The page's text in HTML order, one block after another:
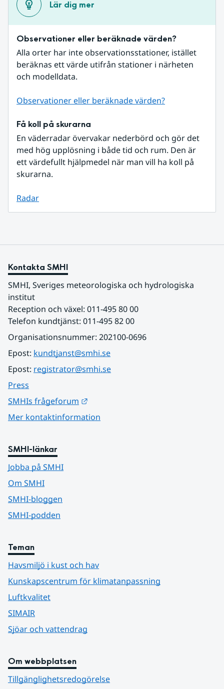
Lär dig mer
Observationer eller beräknade värden?
Alla orter har inte observationsstationer, istället
beräknas ett värde utifrån stationer i närheten
och modelldata.
Observationer eller beräknade värden?
Få koll på skurarna
En väderradar övervakar nederbörd och gör det
med hög upplösning i både tid och rum. Den är
ett värdefullt hjälpmedel när man vill ha koll på
skurarna.
Radar
Kontakta SMHI
SMHI, Sveriges meteorologiska och hydrologiska
institut
Reception och växel: 011-495 80 00
Telefon kundtjänst: 011-495 82 00
Organisationsnummer: 202100-0696
Epost: kundtjanst@smhi.se
Epost: registrator@smhi.se
Press
SMHIs frågeforum
Mer kontaktinformation
SMHI-länkar
Jobba på SMHI
Om SMHI
SMHI-bloggen
SMHI-podden
Teman
Havsmiljö i kust och hav
Kunskapscentrum för klimatanpassning
Luftkvalitet
SIMAIR
Sjöar och vattendrag
Om webbplatsen
Tillgänglighetsredogörelse